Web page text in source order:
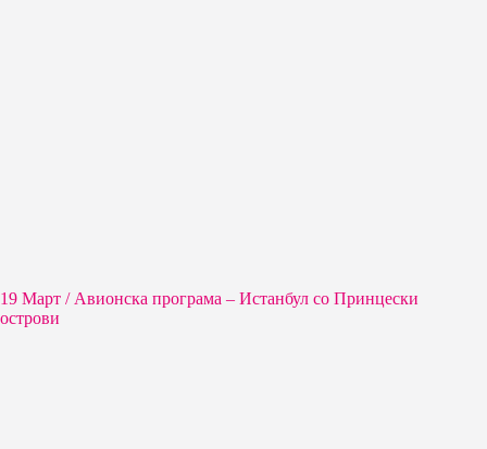
19 Март / Aвионска програма – Истанбул со Принцески
острови